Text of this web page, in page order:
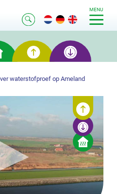
MENU
waterstofproef op Ameland